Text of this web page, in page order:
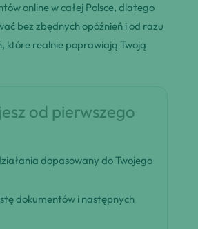
online w całej Polsce, dlatego
bez zbędnych opóźnień i od razu
które realnie poprawiają Twoją
od pierwszego
dopasowany do Twojego
dokumentów i następnych